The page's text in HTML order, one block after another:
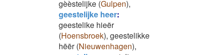
gèèstelijke (Gulpen),
geestelijke heer:
geestelike hieër
(Hoensbroek), geestelikke
hēēr(Nieuwenhagen),